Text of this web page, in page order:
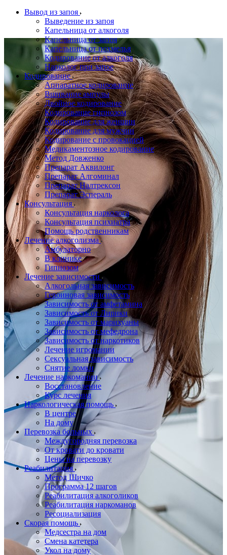
Вывод из запоя
Выведение из запоя
Капельница от алкоголя
Капельница от запоя
Капельница от похмелья
Кодирование от алкоголя
Нарколог при запое
Кодирование
Аппаратное кодирование
Вшивание ампулы
Двойное кодирование
Кодирование гипнозом
Кодирование для женщин
Кодирование для мужчин
Кодирование с провокацией
Медикаментозное кодирование
Метод Довженко
Препарат Аквилонг
Препарат Алгоминал
Препарат Налтрексон
Препарат Эспераль
Консультация
Консультация нарколога
Консультация психиатра
Помощь родственникам
Лечение алкоголизма
Амбулаторно
В клинике
Гипнозом
Лечение зависимости
Алкогольная зависимость
Героиновая зависимость
Зависимость от амфетамина
Зависимость от Лирики
Зависимость от марихуаны
Зависимость от мефедрона
Зависимость от наркотиков
Лечение игромании
Сексуальная зависимость
Снятие ломки
Лечение наркомании
Восстановление
Курс лечения
Наркологическая помощь
В центре
На дому
Перевозка больных
Междугородняя перевозка
От кровати до кровати
Цены на перевозку
Реабилитация
Метод Шичко
Программа 12 шагов
Реабилитация алкоголиков
Реабилитация наркоманов
Ресоциализация
Скорая помощь
Медсестра на дом
Смена катетера
Укол на дому